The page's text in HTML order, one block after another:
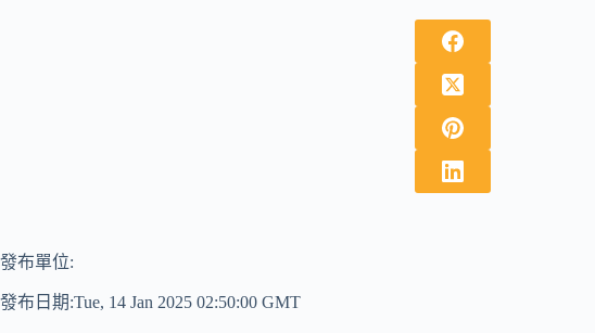
發布單位:
發布日期:Tue, 14 Jan 2025 02:50:00 GMT